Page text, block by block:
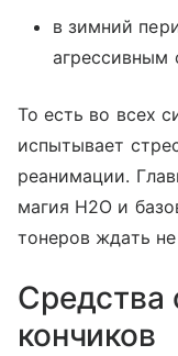
в зимний
агрессивным
То есть во всех
испытывает
реанимации.
магия H2O и
тонеров ждать не
Средства
кончиков